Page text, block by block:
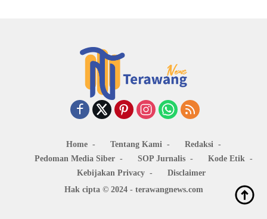
Home Tentang Kami
Redaksi
Pedoman Media Siber
SOP Jurnalis
Kode Etik
Kebijakan Privacy
Disclaimer
Hak cipta © 2024 - terawangnews.com